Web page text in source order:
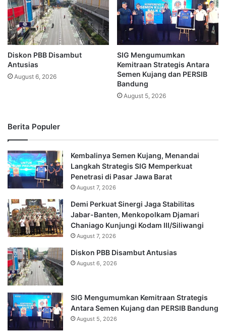
Diskon PBB Disambut
Antusias
August 6, 2026
SIG Mengumumkan
Kemitraan Strategis Antara
Semen Kujang dan PERSIB
Bandung
August 5, 2026
Berita Populer
Kembalinya Semen Kujang, Menandai
Langkah Strategis SIG Memperkuat
Penetrasi di Pasar Jawa Barat
August 7, 2026
Demi Perkuat Sinergi Jaga Stabilitas
Jabar-Banten, Menkopolkam Djamari
Chaniago Kunjungi Kodam III/Siliwangi
August 7, 2026
Diskon PBB Disambut Antusias
August 6, 2026
SIG Mengumumkan Kemitraan Strategis
Antara Semen Kujang dan PERSIB Bandung
August 5, 2026